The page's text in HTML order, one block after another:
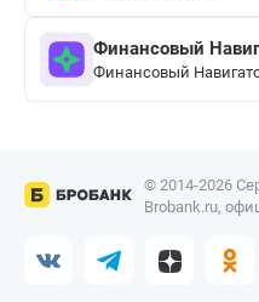
Финансовый
Финансовый
© 2014-2026
Brobank.ru,